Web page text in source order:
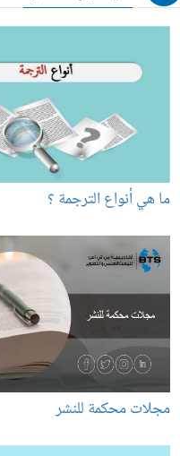
ما هي أنواع الترجمة ؟
مجلات محكمة للنشر